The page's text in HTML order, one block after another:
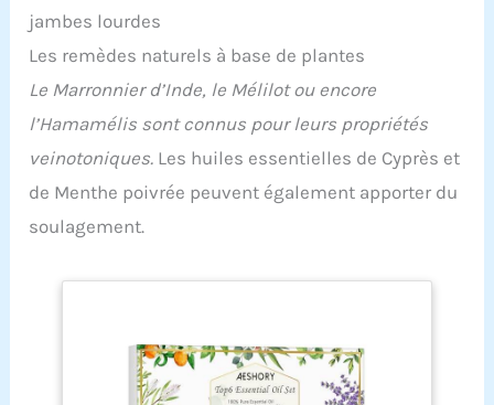
jambes lourdes
Les remèdes naturels à base de plantes
Le Marronnier d’Inde, le Mélilot ou encore
l’Hamamélis sont connus pour leurs propriétés
veinotoniques. Les huiles essentielles de Cyprès et
de Menthe poivrée peuvent également apporter du
soulagement.